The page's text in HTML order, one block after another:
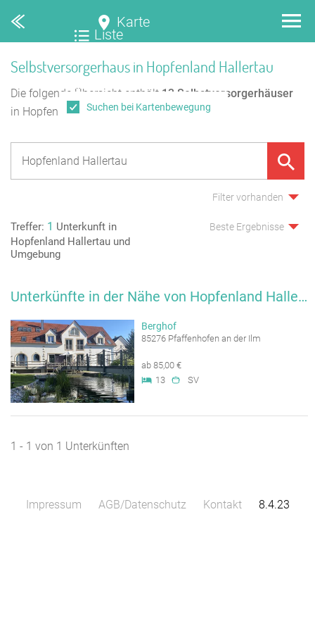
Karte
Liste
Selbstversorgerhaus in Hopfenland Hallertau
Die folgende Übersicht enthält 13 Selbstversorgerhäuser
in Hopfenland Hallertau.
Filter vorhanden
Treffer: 1 Unterkunft in
Hopfenland Hallertau und
Umgebung
Beste Ergebnisse
Unterkünfte in der Nähe von Hopfenland Hallertau
Berghof
85276 Pfaffenhofen an der Ilm
ab 85,00 €
13
SV
1 - 1 von 1 Unterkünften
Suchen bei Kartenbewegung
Impressum AGB/Datenschutz Kontakt 8.4.23